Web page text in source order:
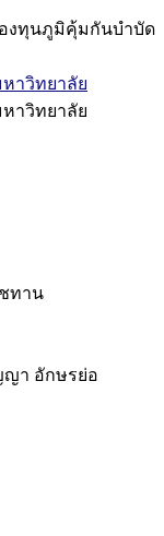
งทุนภูมิคุ้มกันบำบัด
าวิทยาลัย
าวิทยาลัย
ทาน
า อักษรย่อ